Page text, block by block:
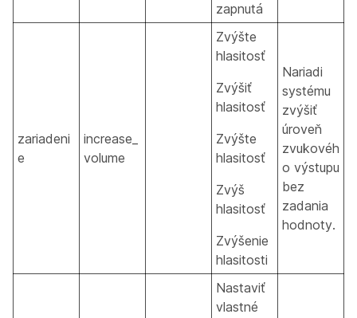
zapnutá
zariadeni
e
increase_
volume
Zvýšte
hlasitosť
Zvýšiť
hlasitosť
Zvýšte
hlasitosť
Zvýš
hlasitosť
Zvýšenie
hlasitosti
Nariadi
systému
zvýšiť
úroveň
zvukovéh
o výstupu
bez
zadania
hodnoty.
Nastaviť
vlastné